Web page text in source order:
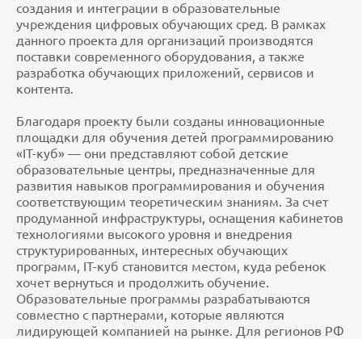
создания и интеграции в образовательные
учреждения цифровых обучающих сред. В рамках
данного проекта для организаций производятся
поставки современного оборудования, а также
разработка обучающих приложений, сервисов и
контента.
Благодаря проекту были созданы инновационные
площадки для обучения детей программированию
«IT-куб» — они представляют собой детские
образовательные центры, предназначенные для
развития навыков программирования и обучения
соответствующим теоретическим знаниям. За счет
продуманной инфраструктуры, оснащения кабинетов
технологиями высокого уровня и внедрения
структурированных, интересных обучающих
программ, IT-куб становится местом, куда ребенок
хочет вернуться и продолжить обучение.
Образовательные программы разрабатываются
совместно с партнерами, которые являются
лидирующей компанией на рынке. Для регионов РФ